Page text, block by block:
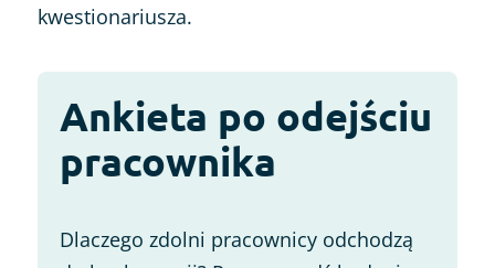
kwestionariusza.
Ankieta po odejściu
pracownika
Dlaczego zdolni pracownicy odchodzą